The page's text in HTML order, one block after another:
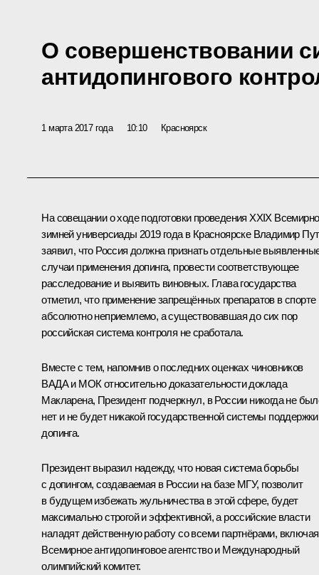
О совершенствовании
антидопингового
1 марта 2017 года 10:10 Красноярск
На совещании о ходе подготовки проведения XXIX
зимней универсиады 2019 года в Красноярске Владимир
заявил, что Россия должна признать отдельные
случаи применения допинга, провести соответствующее
расследование и выявить виновных. Глава государства
отметил, что применение запрещённых препаратов в спорте
абсолютно неприемлемо, а существовавшая до сих пор
российская система контроля не сработала.
Вместе с тем, напомнив о последних оценках чиновников
ВАДА и МОК относительно доказательности доклада
Макларена, Президент подчеркнул, в России никогда не
нет и не будет никакой государственной системы поддержки
допинга.
Президент выразил надежду, что новая система борьбы
с допингом, создаваемая в России на базе МГУ, позволит
в будущем избежать жульничества в этой сфере, будет
максимально строгой и эффективной, а российские власти
наладят действенную работу со всеми партнёрами, включая
Всемирное антидопинговое агентство и Международный
олимпийский комитет.